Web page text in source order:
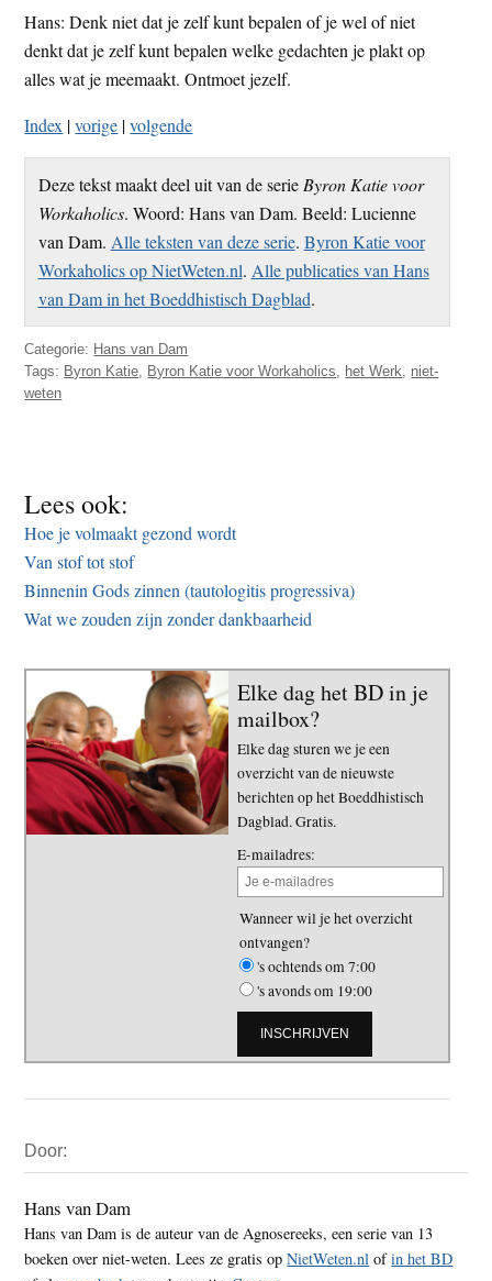
Hans: Denk niet dat je zelf kunt bepalen of je wel of niet
denkt dat je zelf kunt bepalen welke gedachten je plakt op
alles wat je meemaakt. Ontmoet jezelf.
Index |vorige |volgende
Deze tekst maakt deel uit van de serie Byron Katie voor
Workaholics. Woord: Hans van Dam. Beeld: Lucienne
van Dam. Alle teksten van deze serie. Byron Katie voor
Workaholics op NietWeten.nl. Alle publicaties van Hans
van Dam in het Boeddhistisch Dagblad.
Categorie: Hans van Dam
Tags: Byron Katie, Byron Katie voor Workaholics, het Werk, niet-
weten
Lees ook:
Hoe je volmaakt gezond wordt
Van stof tot stof
Binnenin Gods zinnen (tautologitis progressiva)
Wat we zouden zijn zonder dankbaarheid
Elke dag het BD in je
mailbox?
Elke dag sturen we je een
overzicht van de nieuwste
berichten op het Boeddhistisch
Dagblad. Gratis.
E-mailadres:
Wanneer wil je het overzicht
ontvangen?
's ochtends om 7:00
's avonds om 19:00
Sidebar
Door:
Hans van Dam
Hans van Dam is de auteur van de Agnosereeks, een serie van 13
boeken over niet-weten. Lees ze gratis opNietWeten.nl ofin het BD